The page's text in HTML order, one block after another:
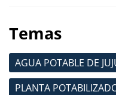
Temas
AGUA POTABLE DE
PLANTA